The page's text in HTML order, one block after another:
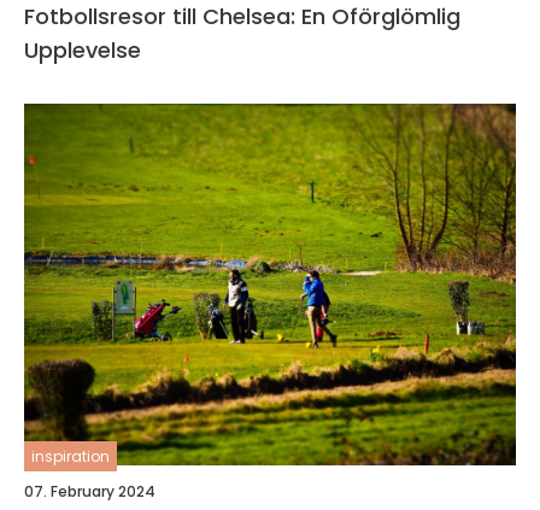
Fotbollsresor till Chelsea: En Oförglömlig
Upplevelse
inspiration
07. February 2024